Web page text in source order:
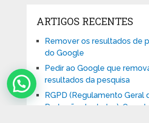
ARTIGOS RECENTES
Remover os resultados de
do Google
Pedir ao Google que
resultados da pesquisa
RGPD (Regulamento Geral
Proteção de dados): Qwant